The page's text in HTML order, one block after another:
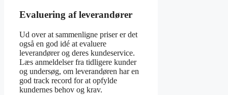
Evaluering af leverandører
Ud over at sammenligne priser er det
også en god idé at evaluere
leverandører og deres kundeservice.
Læs anmeldelser fra tidligere kunder
og undersøg, om leverandøren har en
god track record for at opfylde
kundernes behov og krav.